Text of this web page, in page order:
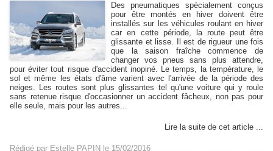
Des pneumatiques spécialement conçus
pour être montés en hiver doivent être
installés sur les véhicules roulant en hiver
car en cette période, la route peut être
glissante et lisse. Il est de rigueur une fois
que la saison fraîche commence de
changer vos pneus sans plus attendre,
pour éviter tout risque d'accident inopiné. Le temps, la température, le
sol et même les états d'âme varient avec l'arrivée de la période des
neiges. Les routes sont plus glissantes tel qu'une voiture qui y roule
sans retenue risque d'occasionner un accident fâcheux, non pas pour
elle seule, mais pour les autres...
Lire la suite de cet article ...
Rédigé par Estelle PAPIN le 15/02/2016